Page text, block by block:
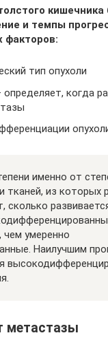
кишечника
и темпы
факторов:
тип опухоли
определяет, когда
именно от
тканей, из которых
сколько
чем умеренно
Наилучшим
метастазы